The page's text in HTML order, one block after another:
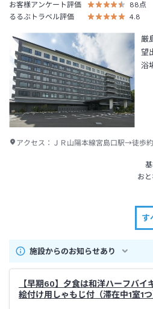
お客様アンケート評価
88点
るるぶトラベル評価
4.8
厳
望
浴
アクセス： ＪＲ山陽本線宮島口駅→徒歩
お
す
施設からのお知らせあり
【早期60】夕食は和洋ハーフバイ
絵付け用しゃもじ付（滞在中1室1つ